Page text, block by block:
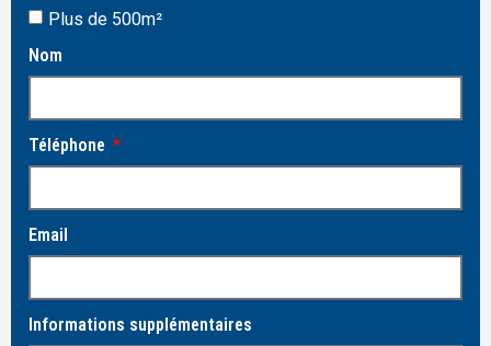
Plus de 500m²
Nom
Téléphone
Email
Informations supplémentaires